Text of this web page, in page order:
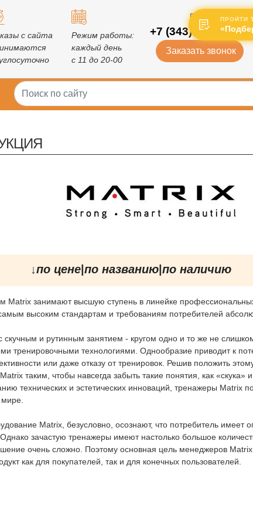
с сайта
Режим работы:
каждый день
с 11 до 20-00
Горячая линия:
+7 (343) 289-01-43
Заказать звонок
↓по цене| по названию| по наличию
Matrix занимают высшую ступень в линейке
высоким стандартам и требованиям потребителей
скучным и рутинным занятием - кругом одно и то же не
тренировочными технологиями. Однообразие приводит к
или даже отказу от тренировок. Решив положить
таким, чтобы навсегда забыть такие понятия, как
технических и эстетических инноваций, тренажеры Matrix
Matrix, безусловно, осознают, что потребитель имеет
зачастую тренажеры имеют настолько большое
очень сложно. Поэтому основная цель менеджеров
как для покупателей, так и для конечных пользователей.
ПРОЙТИ